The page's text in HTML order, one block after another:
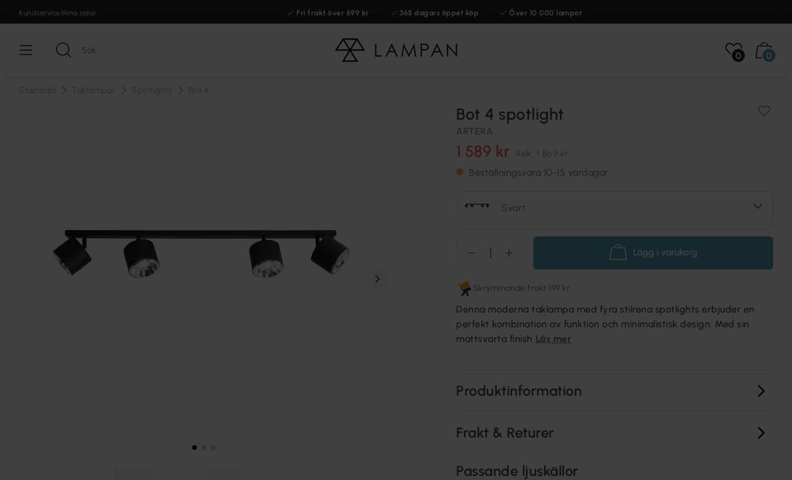
KundserviceMina sidor Fri frakt över 699 kr 365 dagars öppet köp Över 10 000 lampor
0 0
Bot 4 spotlight
ARTERA
1 589 kr Rek. 1 869 kr
Beställningsvara 10-15 vardagar
Svart
Lägg i varukorg
Skrymmande frakt 199 kr
Denna moderna taklampa med fyra stilrena spotlights erbjuder en
perfekt kombination av funktion och minimalistisk design. Med sin
mattsvarta finish Läs mer
Produktinformation
Frakt & Returer
Passande ljuskällor